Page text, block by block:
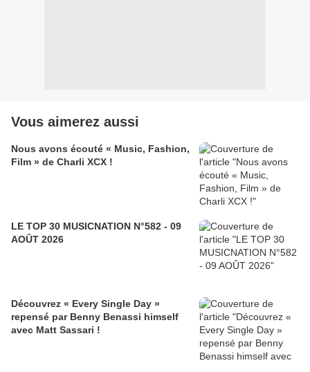
Vous aimerez aussi
Nous avons écouté « Music, Fashion,
Film » de Charli XCX !
LE TOP 30 MUSICNATION N°582 - 09
AOÛT 2026
Découvrez « Every Single Day »
repensé par Benny Benassi himself
avec Matt Sassari !